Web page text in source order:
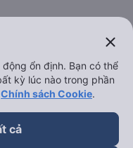
keyboard_arrow_down
keyboard_arrow_down
keyboard_arrow_down
close
ổn định. Bạn có thể
kỳ lúc nào trong phần
Chính sách Cookie.
cả